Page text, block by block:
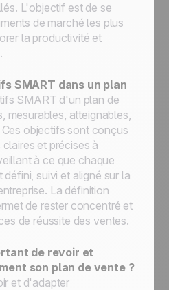
L'objectif est de se
de marché les plus
la productivité et
SMART dans un plan
SMART d'un plan de
mesurables, atteignables,
objectifs sont conçus
et précises à
à ce que chaque
suivi et aligné sur la
La définition
de rester concentré et
de réussite des ventes.
de revoir et
son plan de vente ?
et d'adapter